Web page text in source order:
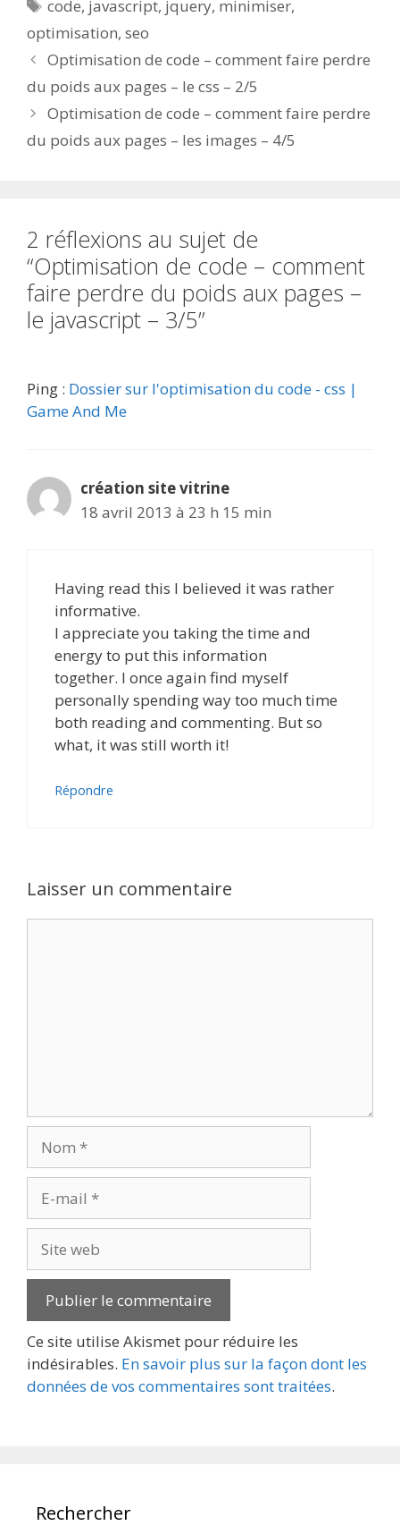
code, javascript, jquery, minimiser,
optimisation, seo
Optimisation de code – comment faire perdre
du poids aux pages – le css – 2/5
Optimisation de code – comment faire perdre
du poids aux pages – les images – 4/5
2 réflexions au sujet de
“Optimisation de code – comment
faire perdre du poids aux pages –
le javascript – 3/5”
Ping : Dossier sur l'optimisation du code - css |
Game And Me
création site vitrine
18 avril 2013 à 23 h 15 min
Having read this I believed it was rather
informative.
I appreciate you taking the time and
energy to put this information
together. I once again find myself
personally spending way too much time
both reading and commenting. But so
what, it was still worth it!
Répondre
Laisser un commentaire
mail
web
Ce site utilise Akismet pour réduire les
indésirables. En savoir plus sur la façon dont les
données de vos commentaires sont traitées.
Rechercher